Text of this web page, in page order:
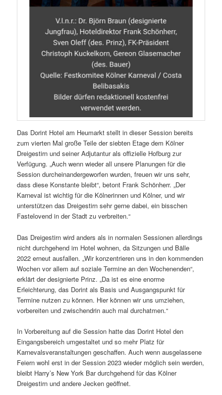
Das Dorint Hotel am Heumarkt stellt in dieser Session bereits
zum vierten Mal große Teile der siebten Etage dem Kölner
Dreigestirn und seiner Adjutantur als offizielle Hofburg zur
Verfügung. „Auch wenn wieder all unsere Planungen für die
Session durcheinandergeworfen wurden, freuen wir uns sehr,
dass diese Konstante bleibt“, betont Frank Schönherr. „Der
Karneval ist wichtig für die Kölnerinnen und Kölner, und wir
unterstützen das Dreigestirn sehr gerne dabei, ein bisschen
Fastelovend in der Stadt zu verbreiten.“
Das Dreigestirn wird anders als in normalen Sessionen allerdings
nicht durchgehend im Hotel wohnen, da Sitzungen und Bälle
2022 erneut ausfallen. „Wir konzentrieren uns in den kommenden
Wochen vor allem auf soziale Termine an den Wochenenden“,
erklärt der designierte Prinz. „Da ist es eine enorme
Erleichterung, das Dorint als Basis und Ausgangspunkt für
Termine nutzen zu können. Hier können wir uns umziehen,
vorbereiten und zwischendrin auch mal durchatmen.“
In Vorbereitung auf die Session hatte das Dorint Hotel den
Eingangsbereich umgestaltet und so mehr Platz für
Karnevalsveranstaltungen geschaffen. Auch wenn ausgelassene
Feiern wohl erst in der Session 2023 wieder möglich sein werden,
bleibt Harry’s New York Bar durchgehend für das Kölner
Dreigestirn und andere Jecken geöffnet.